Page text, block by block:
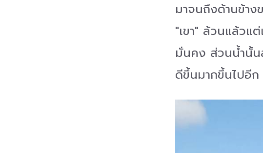
มาจนถึงด้านข้า
"เขา" ล้วนแล้วแ
มั่นคง ส่วนน้ำนั้น
ดีขึ้นมากขึ้นไปอีก